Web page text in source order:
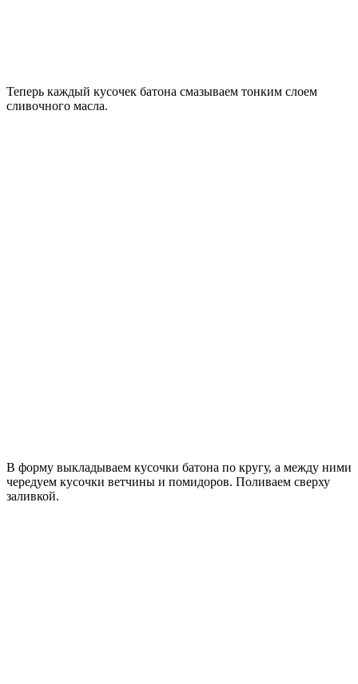
Теперь каждый кусочек батона смазываем тонким слоем
сливочного масла.
В форму выкладываем кусочки батона по кругу, а между ними
чередуем кусочки ветчины и помидоров. Поливаем сверху
заливкой.